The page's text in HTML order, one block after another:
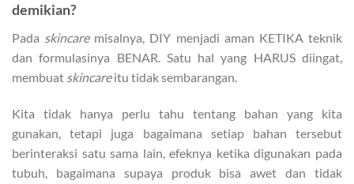
demikian?
Pada skincaremisalnya, DIY menjadi aman KETIKA teknik
dan formulasinya BENAR. Satu hal yang HARUS diingat,
membuat skincareitu tidak sembarangan.
Kita tidak hanya perlu tahu tentang bahan yang kita
gunakan, tetapi juga bagaimana setiap bahan tersebut
berinteraksi satu sama lain, efeknya ketika digunakan pada
tubuh, bagaimana supaya produk bisa awet dan tidak